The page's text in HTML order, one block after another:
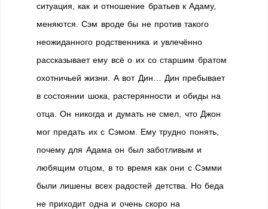
ситуация, как и отношение братьев к Адаму,
меняются. Сэм вроде бы не против такого
неожиданного родственника и увлечённо
рассказывает ему всё о их со старшим братом
охотничьей жизни. А вот Дин… Дин пребывает
в состоянии шока, растерянности и обиды на
отца. Он никогда и думать не смел, что Джон
мог предать их с Сэмом. Ему трудно понять,
почему для Адама он был заботливым и
любящим отцом, в то время как они с Сэмми
были лишены всех радостей детства. Но беда
не приходит одна и очень скоро на